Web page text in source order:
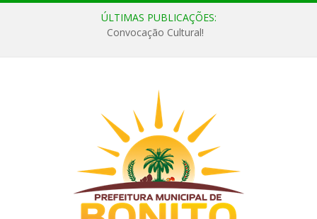
ÚLTIMAS PUBLICAÇÕES:
Convocação Cultural!